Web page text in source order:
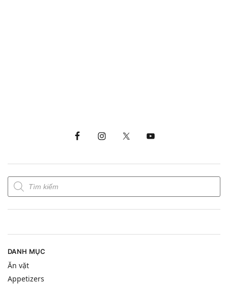
DANH MỤC
Ăn vặt
Appetizers